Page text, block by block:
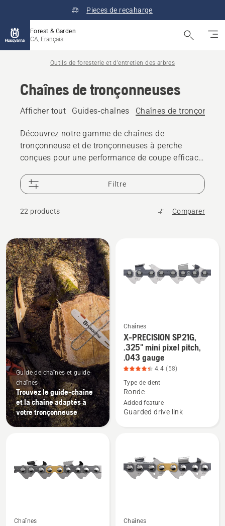
Pieces de recaharge
Forest & Garden
CA, Français
Outils de foresterie et d'entretien des arbres
Chaînes de tronçonneuses
Afficher tout Guides-chaînes Chaînes de
Découvrez notre gamme de chaînes de
tronçonneuse et de tronçonneuses à perche
conçues pour une performance de coupe efficace
convient à votre tronçonneuse ou tronçonneuse à
perche, que ce soit pour couper du bois de
chauffage, entretenir des arbres ou effectuer des
travaux forestiers professionnels.
Filtre
22 products Comparer
All
products
Guide de chaînes et guide-
chaînes
Trouvez le guide-chaîne
et la chaîne adaptés à
votre tronçonneuse
Voir
plus
de
détails
sur
PRECISION
pitch,
du
Chaînes
X-PRECISION SP21G,
.325" mini pixel pitch,
.043 gauge
4.4 (58)
Type de dent
Ronde
Added feature
Guarded drive link
Chaînes Chaînes